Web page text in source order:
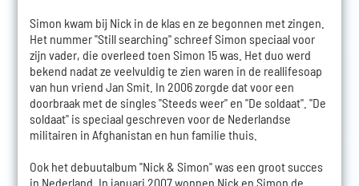
Simon kwam bij Nick in de klas en ze begonnen met zingen.
Het nummer "Still searching" schreef Simon speciaal voor
zijn vader, die overleed toen Simon 15 was. Het duo werd
bekend nadat ze veelvuldig te zien waren in de reallifesoap
van hun vriend Jan Smit. In 2006 zorgde dat voor een
doorbraak met de singles "Steeds weer" en "De soldaat". "De
soldaat" is speciaal geschreven voor de Nederlandse
militairen in Afghanistan en hun familie thuis.
Ook het debuutalbum "Nick & Simon" was een groot succes
in Nederland. In januari 2007 wonnen Nick en Simon de